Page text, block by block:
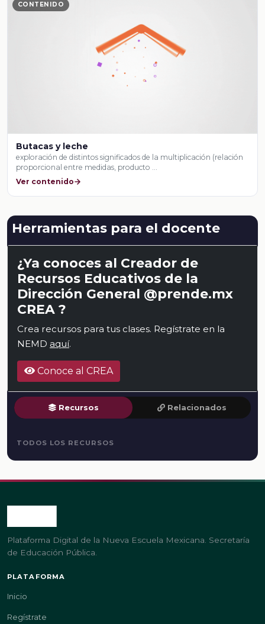
CONTENIDO
Butacas y leche
exploración de distintos significados de la multiplicación (relación
proporcional entre medidas, producto …
Ver contenido
Herramientas para el docente
¿Ya conoces al Creador de
Recursos Educativos de la
Dirección General @prende.mx
CREA ?
Crea recursos para tus clases. Regístrate en la
NEMD aquí.
Conoce al CREA
Recursos Relacionados
TODOS LOS RECURSOS
Plataforma Digital de la Nueva Escuela Mexicana. Secretaría
de Educación Pública.
PLATAFORMA
Inicio
Regístrate